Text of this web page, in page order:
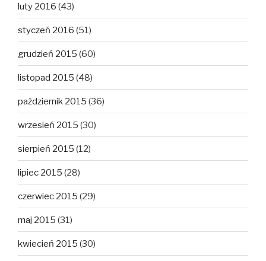
luty 2016 (43)
styczeń 2016 (51)
grudzień 2015 (60)
listopad 2015 (48)
październik 2015 (36)
wrzesień 2015 (30)
sierpień 2015 (12)
lipiec 2015 (28)
czerwiec 2015 (29)
maj 2015 (31)
kwiecień 2015 (30)